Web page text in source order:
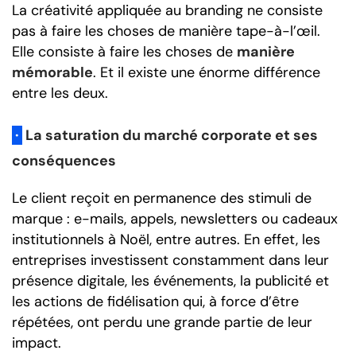
La créativité appliquée au branding ne consiste
pas à faire les choses de manière tape-à-l’œil.
Elle consiste à faire les choses de manière
mémorable. Et il existe une énorme différence
entre les deux.
· La saturation du marché corporate et ses
conséquences
Le client reçoit en permanence des stimuli de
marque : e-mails, appels, newsletters ou cadeaux
institutionnels à Noël, entre autres. En effet, les
entreprises investissent constamment dans leur
présence digitale, les événements, la publicité et
les actions de fidélisation qui, à force d’être
répétées, ont perdu une grande partie de leur
impact.